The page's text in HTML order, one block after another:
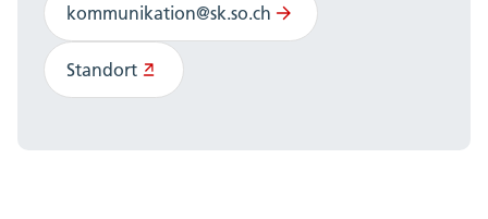
kommunikation@sk.so.ch
Standort